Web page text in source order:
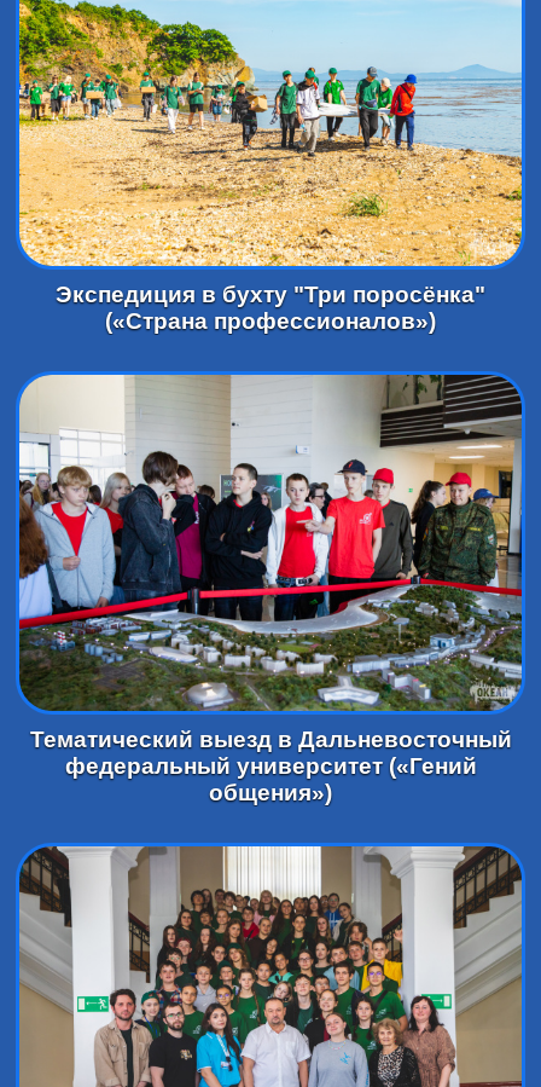
Экспедиция в бухту "Три поросёнка"
(«Страна профессионалов»)
Тематический выезд в Дальневосточный
федеральный университет («Гений
общения»)